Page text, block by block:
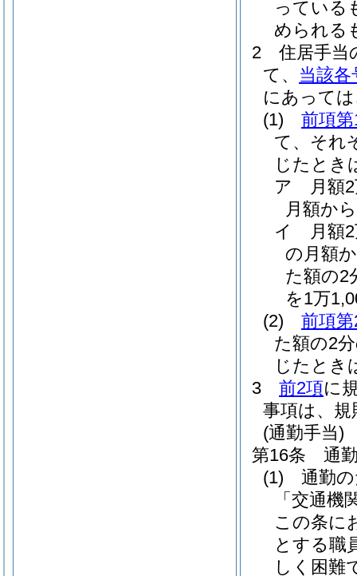
っている
められる
2
住居手当
て、 当該各
にあって
(1)
前項
て、それ
じたとき
ア
月額
月額か
イ
月額
の月額
た額の2
を1万
(2)
前項
た額の2
じたとき
3
前2項に
事項は、
(通勤手当)
第16条
通
(1)
通勤
「交通機
この条に
とする職
しく困難